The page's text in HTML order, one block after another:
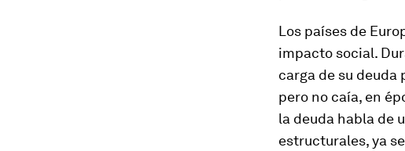
Los países de
impacto social.
carga de su
pero no caía, en
la deuda habla de
estructurales, ya